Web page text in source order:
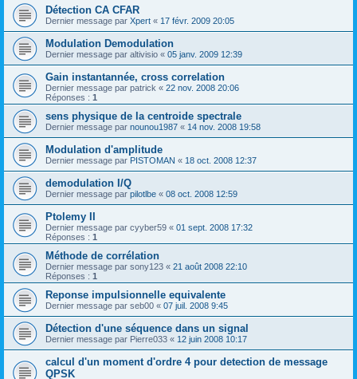
Détection CA CFAR
Dernier message par Xpert « 17 févr. 2009 20:05
Modulation Demodulation
Dernier message par altivisio « 05 janv. 2009 12:39
Gain instantannée, cross correlation
Dernier message par patrick « 22 nov. 2008 20:06
Réponses : 1
sens physique de la centroide spectrale
Dernier message par nounou1987 « 14 nov. 2008 19:58
Modulation d'amplitude
Dernier message par PISTOMAN « 18 oct. 2008 12:37
demodulation I/Q
Dernier message par pilotlbe « 08 oct. 2008 12:59
Ptolemy II
Dernier message par cyyber59 « 01 sept. 2008 17:32
Réponses : 1
Méthode de corrélation
Dernier message par sony123 « 21 août 2008 22:10
Réponses : 1
Reponse impulsionnelle equivalente
Dernier message par seb00 « 07 juil. 2008 9:45
Détection d'une séquence dans un signal
Dernier message par Pierre033 « 12 juin 2008 10:17
calcul d'un moment d'ordre 4 pour detection de message
QPSK